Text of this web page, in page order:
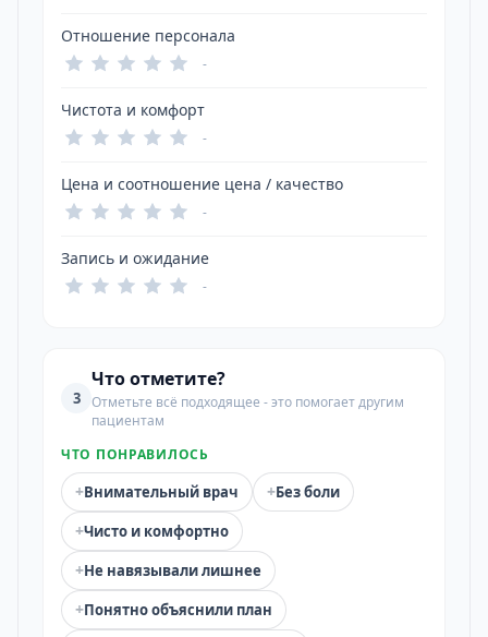
Отношение персонала
-
Чистота и комфорт
-
Цена и соотношение цена / качество
-
Запись и ожидание
-
3
Что отметите?
Отметьте всё подходящее - это помогает другим
пациентам
ЧТО ПОНРАВИЛОСЬ
+Внимательный врач +Без боли
+Чисто и комфортно
+Не навязывали лишнее
+Понятно объяснили план